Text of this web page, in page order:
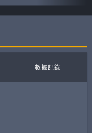
數據記錄